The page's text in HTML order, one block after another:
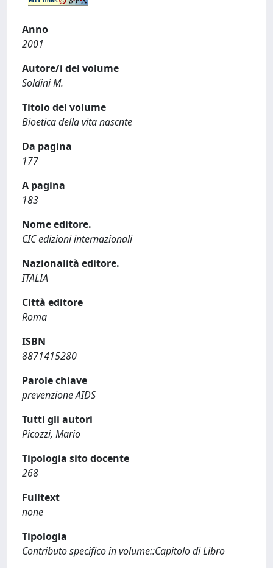
Anno
2001
Autore/i del volume
Soldini M.
Titolo del volume
Bioetica della vita nascnte
Da pagina
177
A pagina
183
Nome editore.
CIC edizioni internazionali
Nazionalità editore.
ITALIA
Città editore
Roma
ISBN
8871415280
Parole chiave
prevenzione AIDS
Tutti gli autori
Picozzi, Mario
Tipologia sito docente
268
Fulltext
none
Tipologia
Contributo specifico in volume::Capitolo di Libro